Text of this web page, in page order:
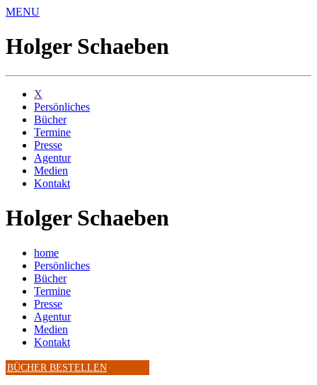
MENU
Holger Schaeben
X
Persönliches
Bücher
Termine
Presse
Agentur
Medien
Kontakt
Holger Schaeben
home
Persönliches
Bücher
Termine
Presse
Agentur
Medien
Kontakt
BÜCHER BESTELLEN